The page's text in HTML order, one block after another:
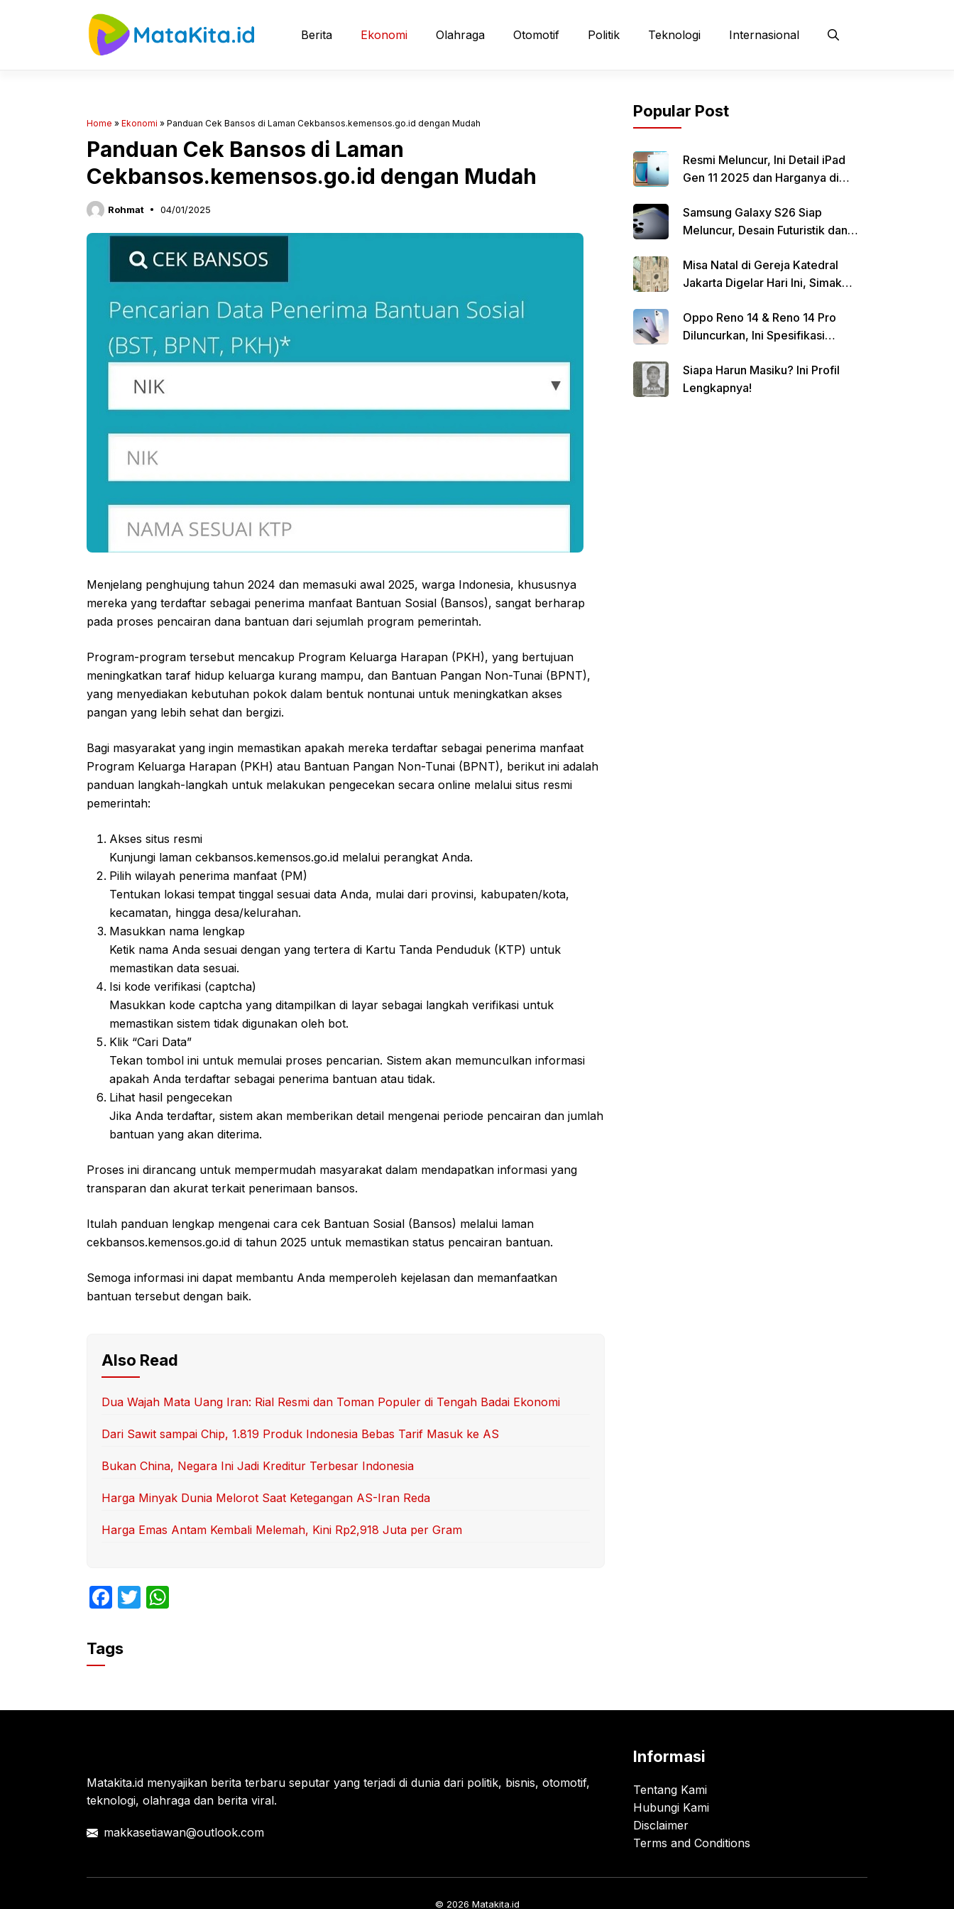
Berita Ekonomi Olahraga Otomotif Politik Teknologi Internasional
Home » Ekonomi » Panduan Cek Bansos di Laman Cekbansos.kemensos.go.id dengan Mudah
Panduan Cek Bansos di Laman
Cekbansos.kemensos.go.id dengan Mudah
Rohmat 04/01/2025
Menjelang penghujung tahun 2024 dan memasuki awal 2025, warga Indonesia, khususnya
mereka yang terdaftar sebagai penerima manfaat Bantuan Sosial (Bansos), sangat berharap
pada proses pencairan dana bantuan dari sejumlah program pemerintah.
Program-program tersebut mencakup Program Keluarga Harapan (PKH), yang bertujuan
meningkatkan taraf hidup keluarga kurang mampu, dan Bantuan Pangan Non-Tunai (BPNT),
yang menyediakan kebutuhan pokok dalam bentuk nontunai untuk meningkatkan akses
pangan yang lebih sehat dan bergizi.
Bagi masyarakat yang ingin memastikan apakah mereka terdaftar sebagai penerima manfaat
Program Keluarga Harapan (PKH) atau Bantuan Pangan Non-Tunai (BPNT), berikut ini adalah
panduan langkah-langkah untuk melakukan pengecekan secara online melalui situs resmi
pemerintah:
Akses situs resmi
Kunjungi laman cekbansos.kemensos.go.id melalui perangkat Anda.
Pilih wilayah penerima manfaat (PM)
Tentukan lokasi tempat tinggal sesuai data Anda, mulai dari provinsi, kabupaten/kota,
kecamatan, hingga desa/kelurahan.
Masukkan nama lengkap
Ketik nama Anda sesuai dengan yang tertera di Kartu Tanda Penduduk (KTP) untuk
memastikan data sesuai.
Isi kode verifikasi (captcha)
Masukkan kode captcha yang ditampilkan di layar sebagai langkah verifikasi untuk
memastikan sistem tidak digunakan oleh bot.
Klik “Cari Data”
Tekan tombol ini untuk memulai proses pencarian. Sistem akan memunculkan informasi
apakah Anda terdaftar sebagai penerima bantuan atau tidak.
Lihat hasil pengecekan
Jika Anda terdaftar, sistem akan memberikan detail mengenai periode pencairan dan jumlah
bantuan yang akan diterima.
Proses ini dirancang untuk mempermudah masyarakat dalam mendapatkan informasi yang
transparan dan akurat terkait penerimaan bansos.
Itulah panduan lengkap mengenai cara cek Bantuan Sosial (Bansos) melalui laman
cekbansos.kemensos.go.id di tahun 2025 untuk memastikan status pencairan bantuan.
Semoga informasi ini dapat membantu Anda memperoleh kejelasan dan memanfaatkan
bantuan tersebut dengan baik.
Also Read
Dua Wajah Mata Uang Iran: Rial Resmi dan Toman Populer di Tengah Badai Ekonomi
Dari Sawit sampai Chip, 1.819 Produk Indonesia Bebas Tarif Masuk ke AS
Bukan China, Negara Ini Jadi Kreditur Terbesar Indonesia
Harga Minyak Dunia Melorot Saat Ketegangan AS-Iran Reda
Harga Emas Antam Kembali Melemah, Kini Rp2,918 Juta per Gram
F
c
e
o
T
p
Tags
Popular Post
Resmi Meluncur, Ini Detail iPad
Gen 11 2025 dan Harganya di
Samsung Galaxy S26 Siap
Meluncur, Desain Futuristik dan
Misa Natal di Gereja Katedral
Jakarta Digelar Hari Ini, Simak
Oppo Reno 14 & Reno 14 Pro
Diluncurkan, Ini Spesifikasi
Siapa Harun Masiku? Ini Profil
Lengkapnya!
Matakita.id menyajikan berita terbaru seputar yang terjadi di dunia dari politik, bisnis, otomotif,
teknologi, olahraga dan berita viral.
makkasetiawan@outlook.com
Informasi
Tentang Kami
Hubungi Kami
Disclaimer
Terms and Conditions
© 2026 Matakita.id